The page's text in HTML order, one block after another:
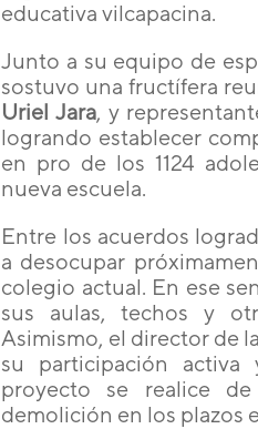
educativa vilcapacina.
Junto a su equipo de
sostuvo una fructífera
Uriel Jara, y
logrando establecer
en pro de los 1124
nueva escuela.
Entre los acuerdos
a desocupar
colegio actual. En ese
sus aulas, techos y
Asimismo, el director de
su participación
proyecto se realice
demolición en los plazos